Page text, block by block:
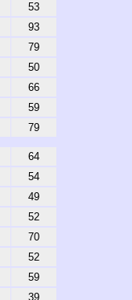
53
93
79
50
66
59
79
64
54
49
52
70
52
59
39